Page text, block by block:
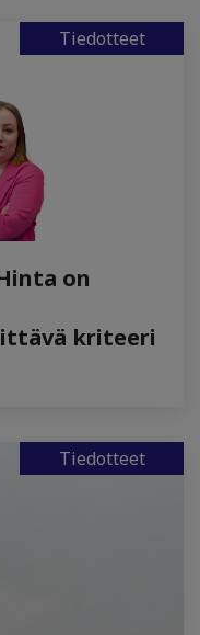
Tiedotteet
on
kriteeri
Tiedotteet